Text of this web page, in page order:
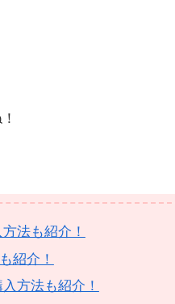
法も紹介！
紹介！
方法も紹介！